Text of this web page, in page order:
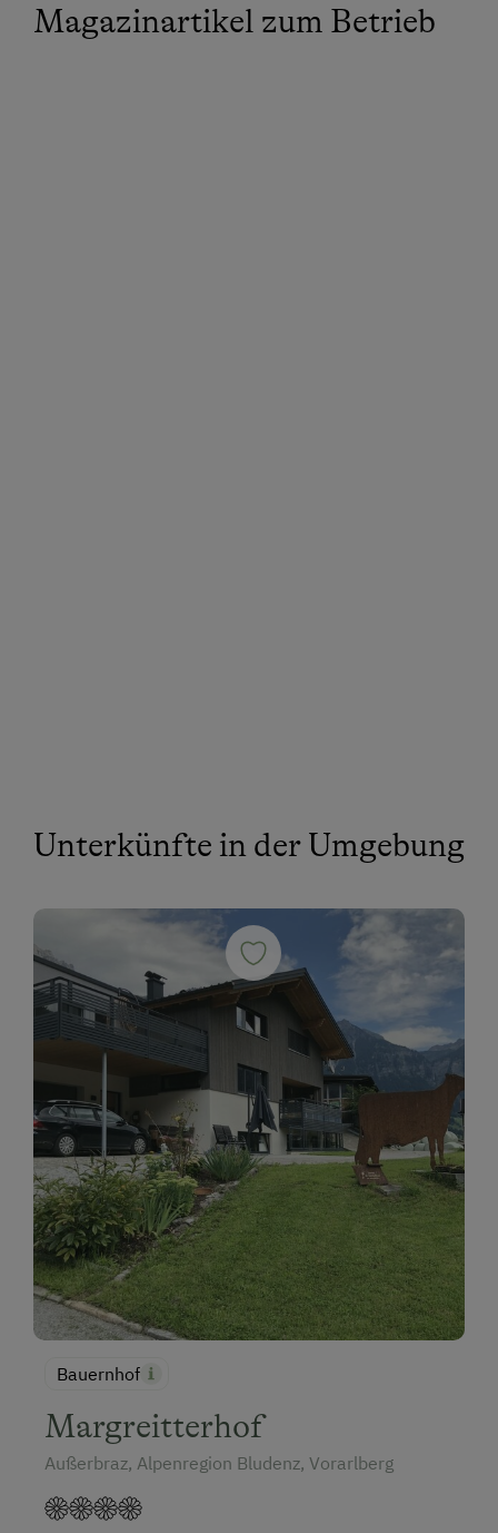
Magazinartikel zum Betrieb
Unterkünfte in der Umgebung
Bauernhof
Margreitterhof
Außerbraz, Alpenregion Bludenz, Vorarlberg